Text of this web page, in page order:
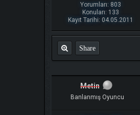
Yorumları: 803
Konuları: 133
Kayıt Tarihi: 04.05.2011
Share
Metin
Banlanmış Oyuncu